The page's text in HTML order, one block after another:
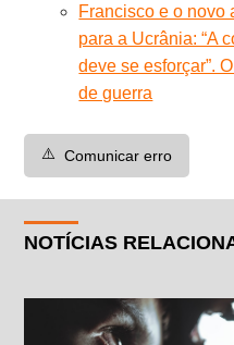
Francisco e o novo
para a Ucrânia: “A
deve se esforçar”.
de guerra
⚠️ Comunicar erro
NOTÍCIAS